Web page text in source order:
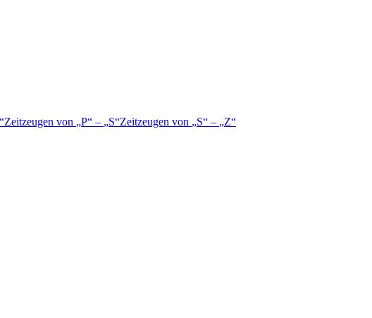
Zeitzeugen von P – S Zeitzeugen von S –
Z